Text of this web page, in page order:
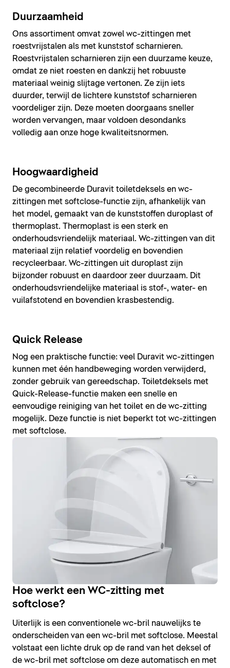
Duurzaamheid
Ons assortiment omvat zowel wc-zittingen met
roestvrijstalen als met kunststof scharnieren.
Roestvrijstalen scharnieren zijn een duurzame keuze,
omdat ze niet roesten en dankzij het robuuste
materiaal weinig slijtage vertonen. Ze zijn iets
duurder, terwijl de lichtere kunststof scharnieren
voordeliger zijn. Deze moeten doorgaans sneller
worden vervangen, maar voldoen desondanks
volledig aan onze hoge kwaliteitsnormen.
Hoogwaardigheid
De gecombineerde Duravit toiletdeksels en wc-
zittingen met softclose-functie zijn, afhankelijk van
het model, gemaakt van de kunststoffen duroplast of
thermoplast. Thermoplast is een sterk en
onderhoudsvriendelijk materiaal. Wc-zittingen van dit
materiaal zijn relatief voordelig en bovendien
recycleerbaar. Wc-zittingen uit duroplast zijn
bijzonder robuust en daardoor zeer duurzaam. Dit
onderhoudsvriendelijke materiaal is stof-, water- en
vuilafstotend en bovendien krasbestendig.
Quick Release
Nog een praktische functie: veel Duravit wc-zittingen
kunnen met één handbeweging worden verwijderd,
zonder gebruik van gereedschap. Toiletdeksels met
Quick-Release-functie maken een snelle en
eenvoudige reiniging van het toilet en de wc-zitting
mogelijk. Deze functie is niet beperkt tot wc-zittingen
met softclose.
Hoe werkt een WC-zitting met
softclose?
Uiterlijk is een conventionele wc-bril nauwelijks te
onderscheiden van een wc-bril met softclose. Meestal
volstaat een lichte druk op de rand van het deksel of
de wc-bril met softclose om deze automatisch en met